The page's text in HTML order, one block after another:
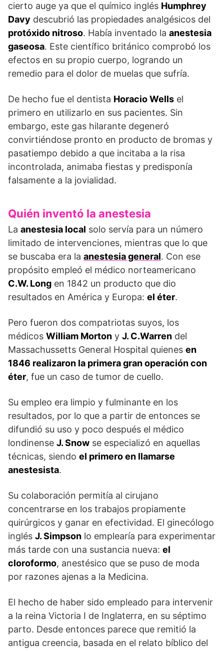
cierto auge ya que el químico inglés Humphrey
Davy descubrió las propiedades analgésicos del
protóxido nitroso. Había inventado la anestesia
gaseosa. Este científico británico comprobó los
efectos en su propio cuerpo, logrando un
remedio para el dolor de muelas que sufría.
De hecho fue el dentista Horacio Wells el
primero en utilizarlo en sus pacientes. Sin
embargo, este gas hilarante degeneró
convirtiéndose pronto en producto de bromas y
pasatiempo debido a que incitaba a la risa
incontrolada, animaba fiestas y predisponía
falsamente a la jovialidad.
Quién inventó la anestesia
La anestesia local solo servía para un número
limitado de intervenciones, mientras que lo que
se buscaba era la anestesia general. Con ese
propósito empleó el médico norteamericano
C.W. Long en 1842 un producto que dio
resultados en América y Europa: el éter.
Pero fueron dos compatriotas suyos, los
médicos William Morton y J. C.Warren del
Massachussetts General Hospital quienes en
1846 realizaron la primera gran operación con
éter, fue un caso de tumor de cuello.
Su empleo era limpio y fulminante en los
resultados, por lo que a partir de entonces se
difundió su uso y poco después el médico
londinense J. Snow se especializó en aquellas
técnicas, siendo el primero en llamarse
anestesista.
Su colaboración permitía al cirujano
concentrarse en los trabajos propiamente
quirúrgicos y ganar en efectividad. El ginecólogo
inglés J. Simpson lo emplearía para experimentar
más tarde con una sustancia nueva: el
cloroformo, anestésico que se puso de moda
por razones ajenas a la Medicina.
El hecho de haber sido empleado para intervenir
a la reina Victoria I de Inglaterra, en su séptimo
parto. Desde entonces parece que remitió la
antigua creencia, basada en el relato bíblico del